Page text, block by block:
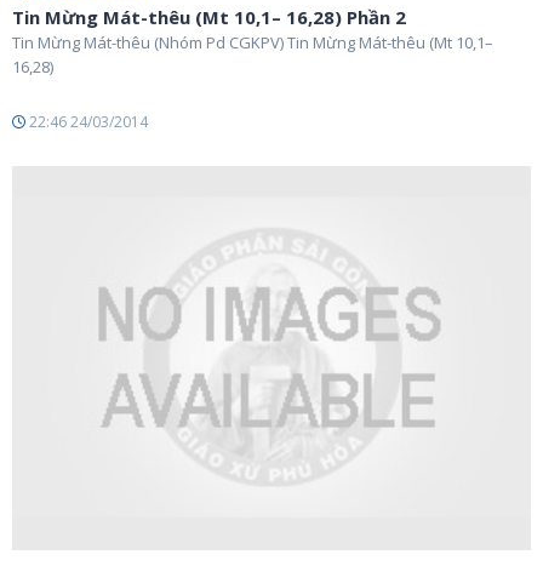
Tin Mừng Mát-thêu (Mt 10,1– 16,28) Phần 2
Tin Mừng Mát-thêu (Nhóm Pd CGKPV) Tin Mừng Mát-thêu (Mt 10,1–
16,28)
22:46 24/03/2014